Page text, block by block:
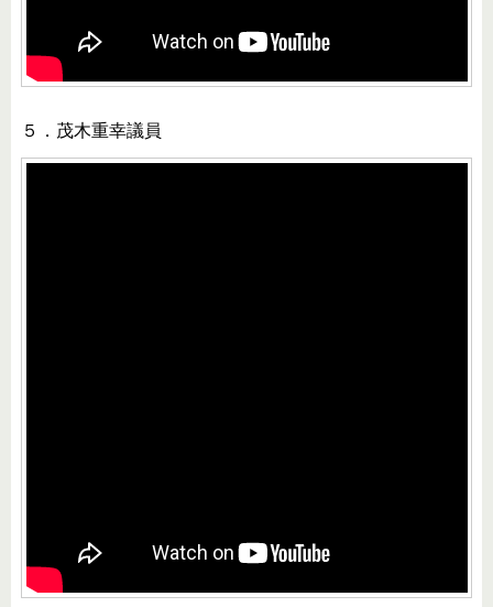
５．茂木重幸議員